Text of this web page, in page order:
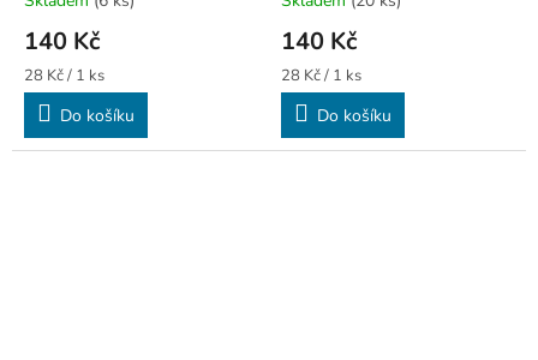
140 Kč
Měrná
cena:
28 Kč / 1 ks
Do košíku
140 Kč
Měrná
cena:
28 Kč / 1 ks
Do košíku